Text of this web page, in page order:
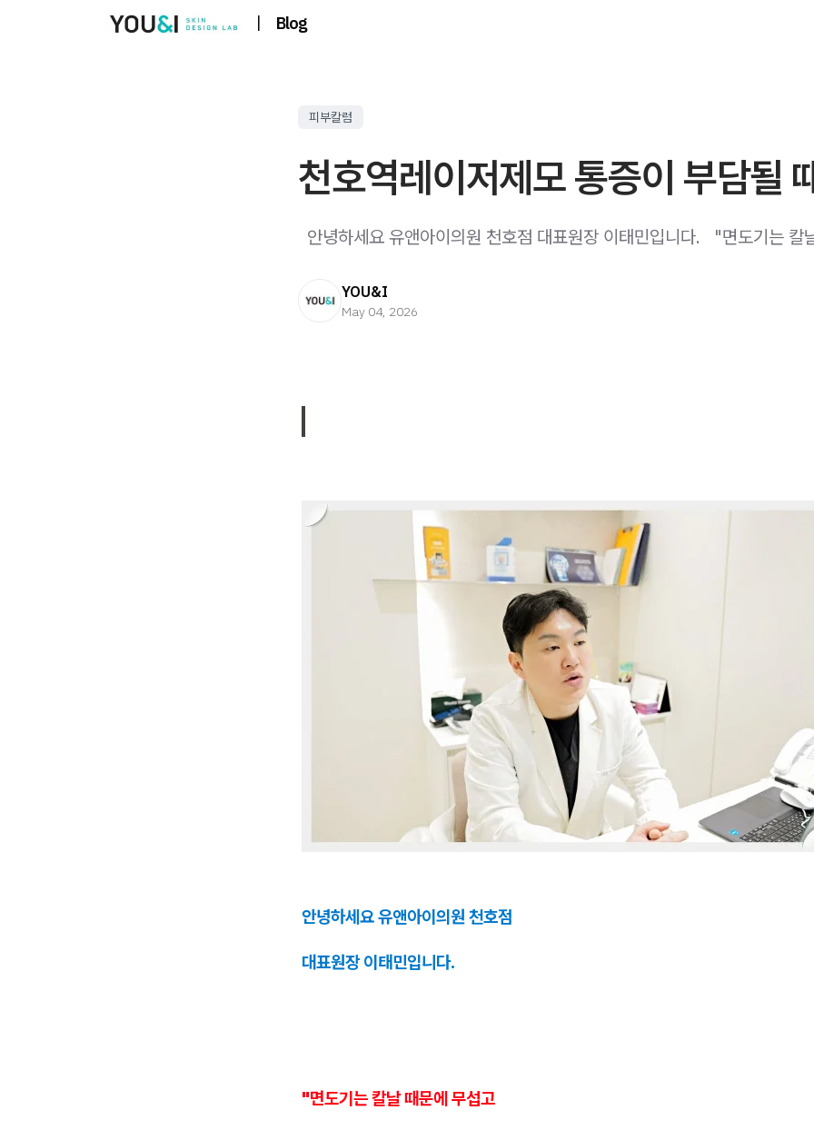
| Blog
피부칼럼
천호역레이저제모 통증이 부담될
안녕하세요 유앤아이의원 천호점 대표원장 이태민입니다. ​ ​ "면도기는 칼
YOU&I
May 04, 2026
안녕하세요 유앤아이의원 천호점
대표원장 이태민입니다.
"면도기는 칼날 때문에 무섭고